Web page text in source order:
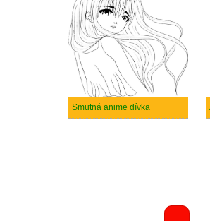
Smutná anime dívka